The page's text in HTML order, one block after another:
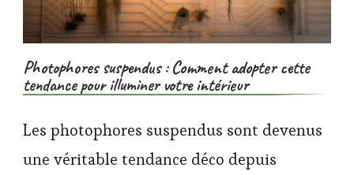
Photophores suspendus : Comment adopter cette
tendance pour illuminer votre intérieur
Les photophores suspendus sont devenus
une véritable tendance déco depuis